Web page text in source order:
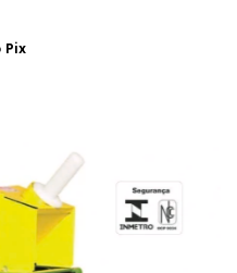
Pix